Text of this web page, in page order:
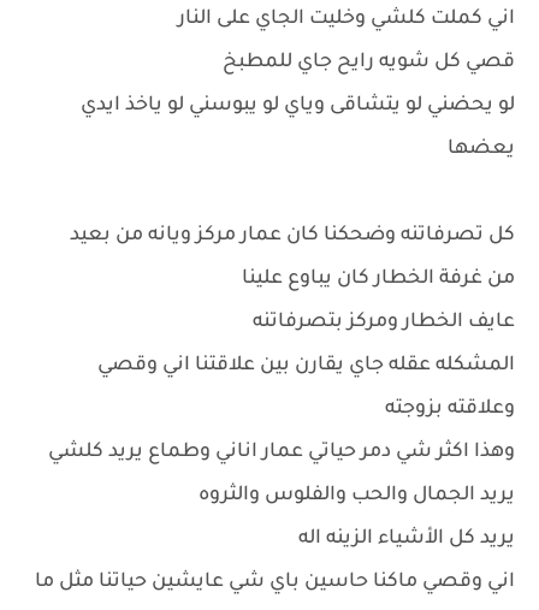
اني كملت كلشي وخليت الجاي على النار
قصي كل شويه رايح جاي للمطبخ
لو يحضني لو يتشاقى وياي لو يبوسني لو ياخذ ايدي
يعضها
كل تصرفاتنه وضحكنا كان عمار مركز ويانه من بعيد
من غرفة الخطار كان يباوع علينا
عايف الخطار ومركز بتصرفاتنه
المشكله عقله جاي يقارن بين علاقتنا اني وقصي
وعلاقته بزوجته
وهذا اكثر شي دمر حياتي عمار اناني وطماع يريد كلشي
يريد الجمال والحب والفلوس والثروه
يريد كل الأشياء الزينه اله
اني وقصي ماكنا حاسين باي شي عايشين حياتنا مثل ما